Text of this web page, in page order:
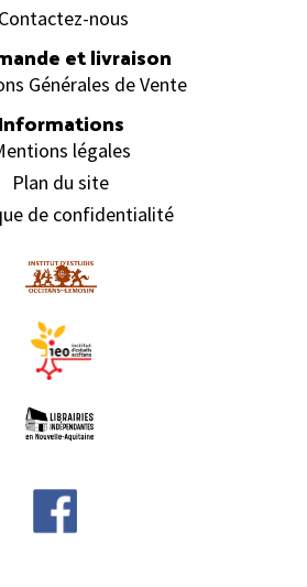
Contactez-nous
et livraison
Générales de Vente
Informations
légales
Plan du site
de confidentialité